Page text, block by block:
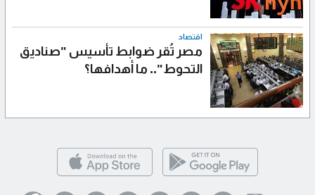
اقتصاد
مصر تُقر ضوابط تأسيس "صناديق
التحوط".. ما أهدافها؟